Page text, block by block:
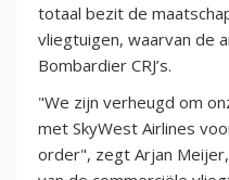
totaal bezit de
vliegtuigen, waarvan de
Bombardier CRJ’s.
"We zijn verheugd om
met SkyWest Airlines
order", zegt Arjan